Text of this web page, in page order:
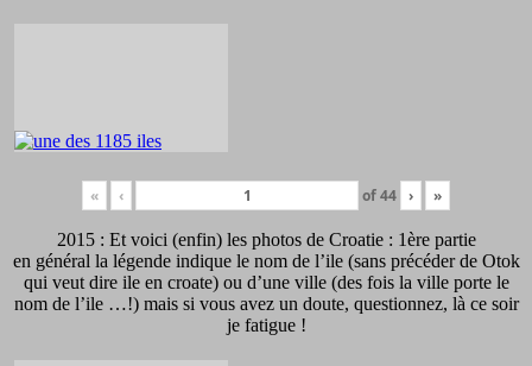
« ‹ of44 › »
2015 : Et voici (enfin) les photos de Croatie : 1ère partie
en général la légende indique le nom de l’ile (sans précéder de Otok
qui veut dire ile en croate) ou d’une ville (des fois la ville porte le
nom de l’ile …!) mais si vous avez un doute, questionnez, là ce soir
je fatigue !